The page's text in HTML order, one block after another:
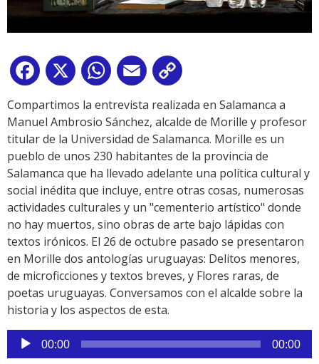
Facebook
X WhatsApp
Email
Link
Compartimos la entrevista realizada en Salamanca a
Manuel Ambrosio Sánchez, alcalde de Morille y profesor
titular de la Universidad de Salamanca. Morille es un
pueblo de unos 230 habitantes de la provincia de
Salamanca que ha llevado adelante una política cultural y
social inédita que incluye, entre otras cosas, numerosas
actividades culturales y un "cementerio artístico" donde
no hay muertos, sino obras de arte bajo lápidas con
textos irónicos. El 26 de octubre pasado se presentaron
en Morille dos antologías uruguayas: Delitos menores,
de microficciones y textos breves, y Flores raras, de
poetas uruguayas. Conversamos con el alcalde sobre la
historia y los aspectos de esta.
Reproductor
de
00:00 00:00